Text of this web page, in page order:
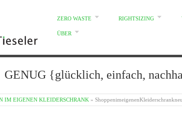
ZERO WASTE RIGHTSIZING
ÜBER
GENUG {glücklich, einfach,
IM EIGENEN KLEIDERSCHRANK »